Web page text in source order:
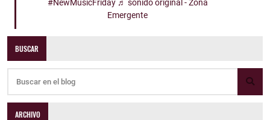
#NewMusicFriday ♬ sonido original - Zona
Emergente
BUSCAR
ARCHIVO